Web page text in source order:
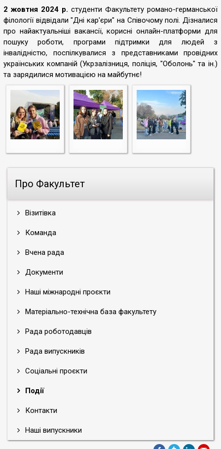
Про Факультет
Візитівка
Команда
Вчена рада
Документи
Наші міжнародні проєкти
Матеріально-технічна база факультету
Рада роботодавців
Рада випускників
Соціальні проєкти
Події
Контакти
Наші випускники
2 жовтня 2024 р. студенти Факультету романо-германської
філології відвідали "Дні кар'єри" на Співочому полі. Дізналися
про найактуальніші вакансії, корисні онлайн-платформи для
пошуку роботи, програми підтримки для людей з
інвалідністю, поспілкувалися з представниками провідних
українських компаній (Укрзалізниця, поліція, "Оболонь" та ін.)
та зарядилися мотивацією на майбутнє!